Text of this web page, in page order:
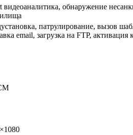
видеоаналитика, обнаружение
патрулирование, вызов
email, загрузка на FTP, активация